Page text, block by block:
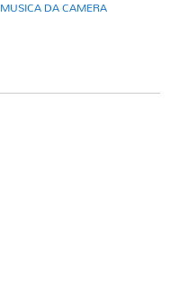
MUSICA DA CAMERA